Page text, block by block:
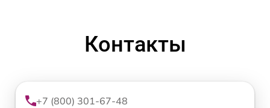
Контакты
+7 (800) 301-67-48